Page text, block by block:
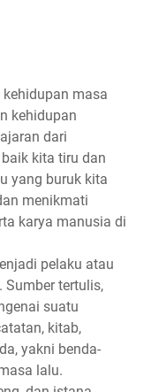
masa
kehidupan
dari
kita tiru dan
yang buruk kita
menikmati
karya manusia di
pelaku atau
Sumber tertulis,
suatu
kitab,
yakni benda-
lalu.